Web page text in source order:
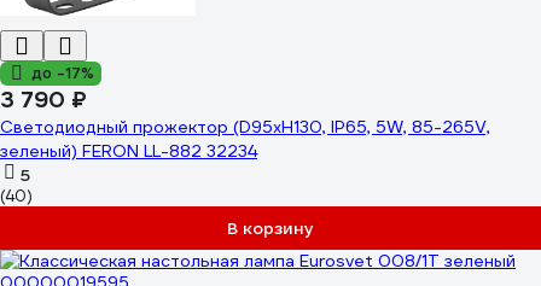
до -17%
3 790 ₽
Светодиодный прожектор (D95xH130, IP65, 5W, 85-265V,
зеленый) FERON LL-882 32234
5
(40)
В корзину